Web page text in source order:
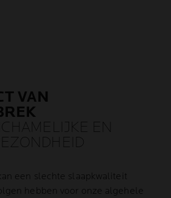
VAN
EN
een slechte slaapkwaliteit
hebben voor onze algehele